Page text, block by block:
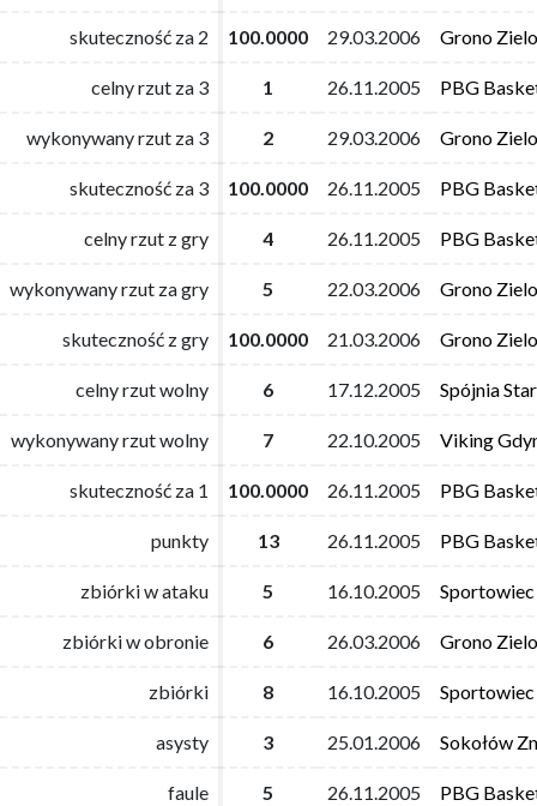
skuteczność za 2 100.0000 29.03.2006 Grono
celny rzut za 3 1 26.11.2005 PBG
wykonywany rzut za 3 2 29.03.2006 Grono
skuteczność za 3 100.0000 26.11.2005 PBG
celny rzut z gry 4 26.11.2005 PBG
wykonywany rzut za gry 5 22.03.2006 Grono
skuteczność z gry 100.0000 21.03.2006 Grono
celny rzut wolny 6 17.12.2005 Spójnia
wykonywany rzut wolny 7 22.10.2005 Viking
skuteczność za 1 100.0000 26.11.2005 PBG
punkty 13 26.11.2005 PBG
zbiórki w ataku 5 16.10.2005
zbiórki w obronie 6 26.03.2006 Grono
zbiórki 8 16.10.2005
asysty 3 25.01.2006 Sokołów
faule 5 26.11.2005 PBG
skuteczność za 2 100.0000 29.03.2006 Grono
celny rzut za 3 1 26.11.2005 PBG
wykonywany rzut za 3 2 29.03.2006 Grono
skuteczność za 3 100.0000 26.11.2005 PBG
celny rzut z gry 4 26.11.2005 PBG
wykonywany rzut za gry 5 22.03.2006 Grono
skuteczność z gry 100.0000 21.03.2006 Grono
celny rzut wolny 6 17.12.2005 Spójnia
wykonywany rzut wolny 7 22.10.2005 Viking
skuteczność za 1 100.0000 26.11.2005 PBG
punkty 13 26.11.2005 PBG
zbiórki w ataku 5 16.10.2005
zbiórki w obronie 6 26.03.2006 Grono
zbiórki 8 16.10.2005
asysty 3 25.01.2006 Sokołów
faule 5 26.11.2005 PBG